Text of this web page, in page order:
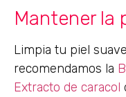
Mantener la
Limpia tu piel
recomendamos la
Extracto de caracol